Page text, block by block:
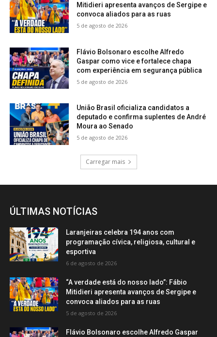
Mitidieri apresenta avanços de Sergipe e
convoca aliados para as ruas
5 de agosto de 2026
Flávio Bolsonaro escolhe Alfredo
Gaspar como vice e fortalece chapa
com experiência em segurança pública
5 de agosto de 2026
União Brasil oficializa candidatos a
deputado e confirma suplentes de André
Moura ao Senado
5 de agosto de 2026
Carregar mais
ÚLTIMAS NOTÍCIAS
Laranjeiras celebra 194 anos com
programação cívica, religiosa, cultural e
esportiva
6 de agosto de 2026
“A verdade está do nosso lado”: Fábio
Mitidieri apresenta avanços de Sergipe e
convoca aliados para as ruas
5 de agosto de 2026
Flávio Bolsonaro escolhe Alfredo Gaspar